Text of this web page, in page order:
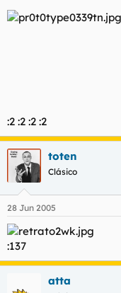
:2 :2 :2 :2
toten
Clásico
28 Jun 2005
:137
atta